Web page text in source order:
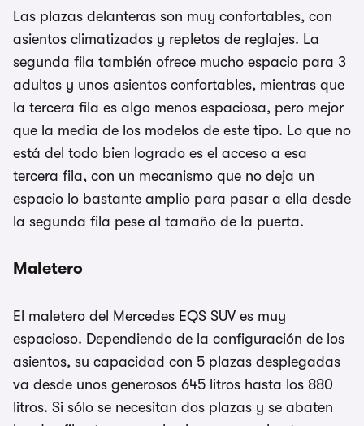
Las plazas delanteras son muy confortables, con
asientos climatizados y repletos de reglajes. La
segunda fila también ofrece mucho espacio para 3
adultos y unos asientos confortables, mientras que
la tercera fila es algo menos espaciosa, pero mejor
que la media de los modelos de este tipo. Lo que no
está del todo bien logrado es el acceso a esa
tercera fila, con un mecanismo que no deja un
espacio lo bastante amplio para pasar a ella desde
la segunda fila pese al tamaño de la puerta.
Maletero
El maletero del Mercedes EQS SUV es muy
espacioso. Dependiendo de la configuración de los
asientos, su capacidad con 5 plazas desplegadas
va desde unos generosos 645 litros hasta los 880
litros. Si sólo se necesitan dos plazas y se abaten